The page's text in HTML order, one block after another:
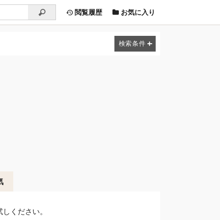
閲覧履歴 お気に入り
しください。